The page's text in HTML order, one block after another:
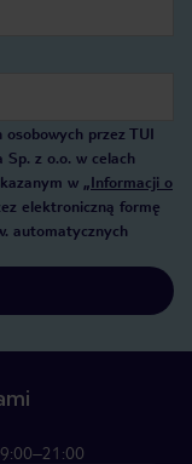
przez TUI
Sp. z o.o. w celach
w „Informacji o
elektroniczną formę
automatycznych